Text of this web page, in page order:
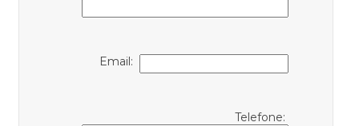
Email:
Telefone: